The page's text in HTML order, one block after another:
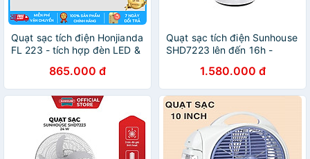
Quạt sạc tích điện Honjianda
FL 223 - tích hợp đèn LED &
865.000 đ
Quạt sạc tích điện Sunhouse
SHD7223 lên đến 16h -
1.580.000 đ